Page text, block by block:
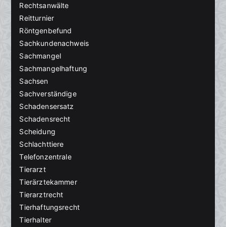
Rechtsanwälte
Reitturnier
Röntgenbefund
Sachkundenachweis
Sachmangel
Sachmangelhaftung
Sachsen
Sachverständige
Schadensersatz
Schadensrecht
Scheidung
Schlachttiere
Telefonzentrale
Tierarzt
Tierärztekammer
Tierarztrecht
Tierhaftungsrecht
Tierhalter